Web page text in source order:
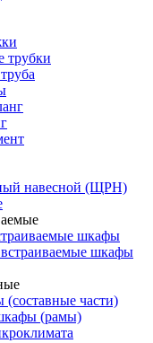
трубки
навесной (ЩРН)
шкафы
шкафы
части)
(рамы)